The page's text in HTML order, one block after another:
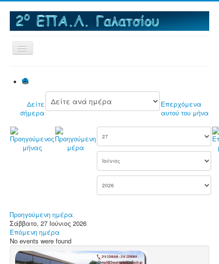
Εναλλαγή
πλοήγησης
MNAE - Μια Νέα Αρχή στα ΕΠΑΛ
Δραστηριότητες
Μαθητικές Εργασίες
Πρόγραμμα Erasmus+
Μαθητεία.
Δείτε
σήμερα
Επερχόμενα
αυτού του μήνα
Προηγούμενη ημέρα
Σάββατο, 27 Ιούνιος 2026
Επόμενη ημέρα
No events were found